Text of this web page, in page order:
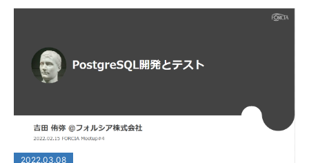
2022.03.08